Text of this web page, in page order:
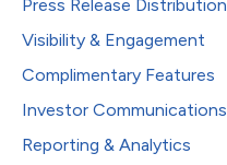
Press Release Distribution
Visibility & Engagement
Complimentary Features
Investor Communications
Reporting & Analytics